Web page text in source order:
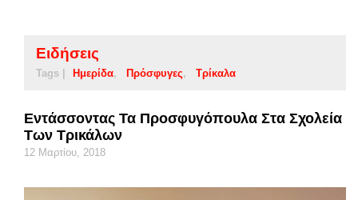
Ειδήσεις
Tags | Ημερίδα Πρόσφυγες Τρίκαλα
Εντάσσοντας Τα Προσφυγόπουλα Στα Σχολεία
Των Τρικάλων
12 Μαρτίου, 2018